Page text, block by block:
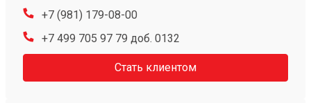
+7 (981) 179-08-00
+7 499 705 97 79 доб. 0132
Стать клиентом